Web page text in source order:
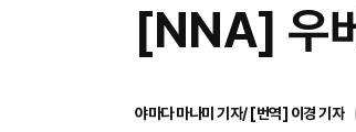
[NNA] 우
야마다 마나미 기자/ [번역] 이경 기자